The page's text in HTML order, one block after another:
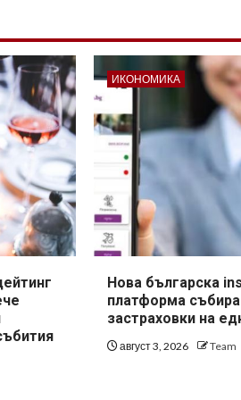
ИКОНОМИКА
Нова българска
платформа
застраховки на
август 3, 2026 Team